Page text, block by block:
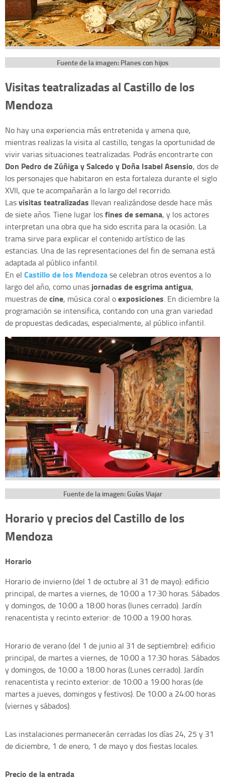
Fuente de la imagen: Planes con hijos
Visitas teatralizadas al Castillo de los
Mendoza
No hay una experiencia más entretenida y amena que,
mientras realizas la visita al castillo, tengas la oportunidad de
vivir varias situaciones teatralizadas. Podrás encontrarte con
Don Pedro de Zúñiga y Salcedo y Doña Isabel Asensio, dos de
los personajes que habitaron en esta fortaleza durante el siglo
XVII, que te acompañarán a lo largo del recorrido.
Lasvisitas teatralizadas llevan realizándose desde hace más
de siete años. Tiene lugar losfines de semana, y los actores
interpretan una obra que ha sido escrita para la ocasión. La
trama sirve para explicar el contenido artístico de las
estancias. Una de las representaciones del fin de semana está
adaptada al público infantil.
En el Castillo de los Mendozase celebran otros eventos a lo
largo del año, como unas jornadas de esgrima antigua,
muestras decine, música coral oexposiciones. En diciembre la
programación se intensifica, contando con una gran variedad
de propuestas dedicadas, especialmente, al público infantil.
Fuente de la imagen: Guías Viajar
Horario y precios del Castillo de los
Mendoza
Horario
Horario de invierno (del 1 de octubre al 31 de mayo): edificio
principal, de martes a viernes, de 10:00 a 17:30 horas. Sábados
y domingos, de 10:00 a 18:00 horas (lunes cerrado). Jardín
renacentista y recinto exterior: de 10:00 a 19:00 horas.
Horario de verano (del 1 de junio al 31 de septiembre): edificio
principal, de martes a viernes, de 10:00 a 17:30 horas. Sábados
y domingos, de 10:00 a 18:00 horas (Lunes cerrado). Jardín
renacentista y recinto exterior: de 10:00 a 19:00 horas (de
martes a jueves, domingos y festivos). De 10:00 a 24:00 horas
(viernes y sábados).
Las instalaciones permanecerán cerradas los días 24, 25 y 31
de diciembre, 1 de enero, 1 de mayo y dos fiestas locales.
Precio de la entrada